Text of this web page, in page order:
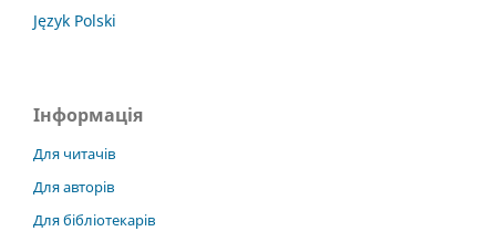
Język Polski
Інформація
Для читачів
Для авторів
Для бібліотекарів